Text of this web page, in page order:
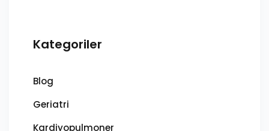
Kategoriler
Blog
Geriatri
Kardiyopulmoner